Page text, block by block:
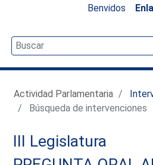
Benvidos
Actividad Parlamentaria
Búsqueda de intervenciones
III Legislatura